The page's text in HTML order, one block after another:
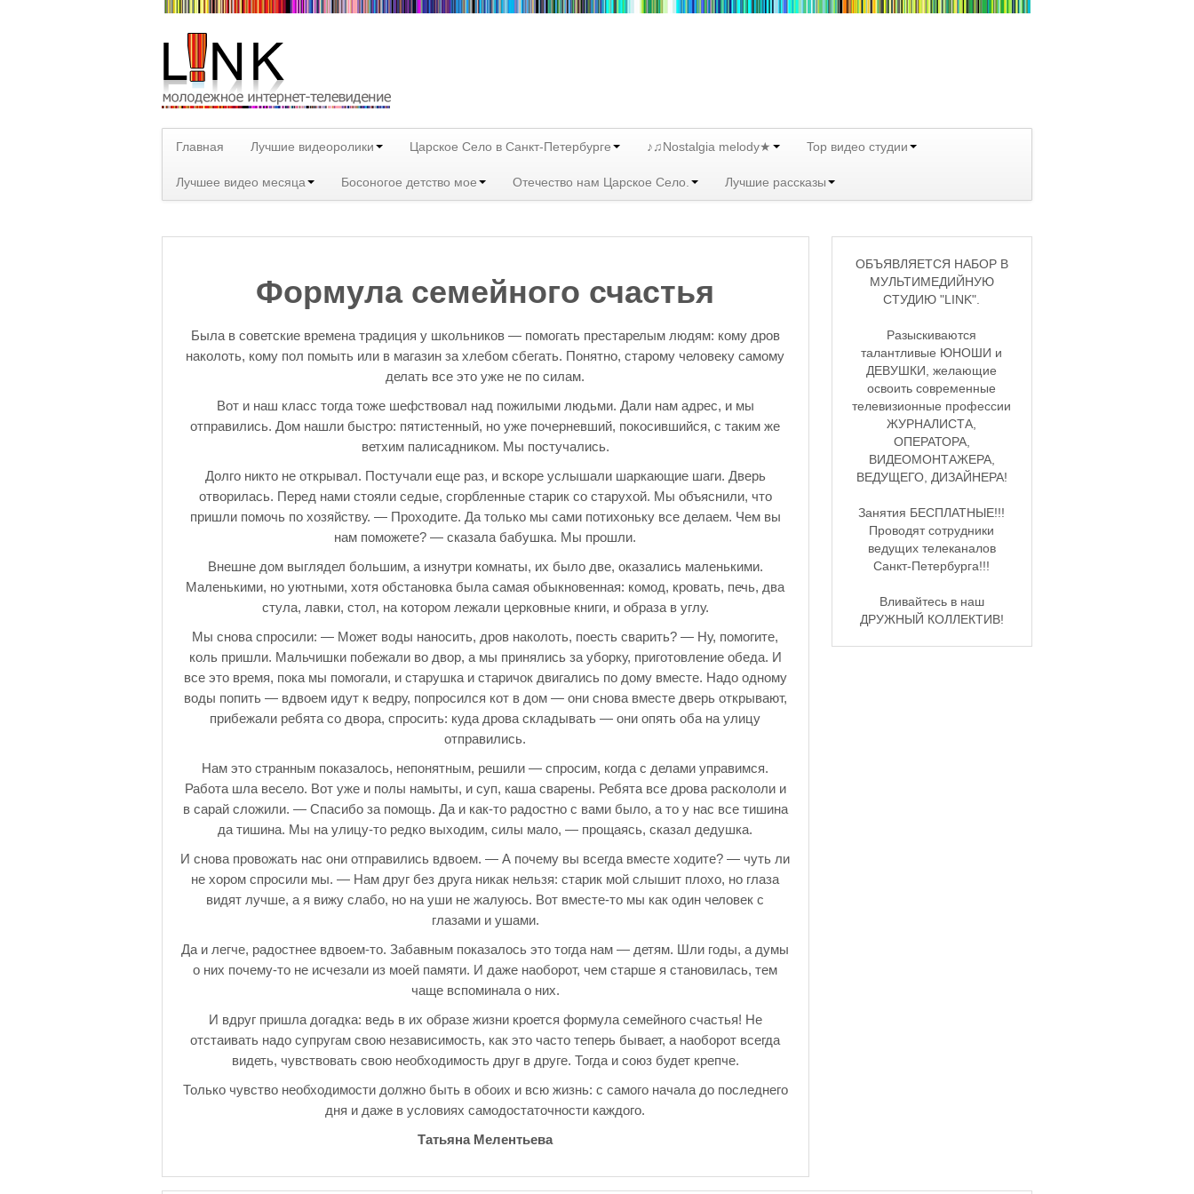
Главная Лучшие видеоролики Царское Село в Санкт-Петербурге ♪♫Nostalgia melody★ Top видео студии
Лучшее видео месяца Босоногое детство мое Отечество нам Царское Село. Лучшие рассказы
Формула семейного счастья
Была в советские времена традиция у школьников — помогать престарелым людям: кому дров
наколоть, кому пол помыть или в магазин за хлебом сбегать. Понятно, старому человеку самому
делать все это уже не по силам.
Вот и наш класс тогда тоже шефствовал над пожилыми людьми. Дали нам адрес, и мы
отправились. Дом нашли быстро: пятистенный, но уже почерневший, покосившийся, с таким же
ветхим палисадником. Мы постучались.
Долго никто не открывал. Постучали еще раз, и вскоре услышали шаркающие шаги. Дверь
отворилась. Перед нами стояли седые, сгорбленные старик со старухой. Мы объяснили, что
пришли помочь по хозяйству. — Проходите. Да только мы сами потихоньку все делаем. Чем вы
нам поможете? — сказала бабушка. Мы прошли.
Внешне дом выглядел большим, а изнутри комнаты, их было две, оказались маленькими.
Маленькими, но уютными, хотя обстановка была самая обыкновенная: комод, кровать, печь, два
стула, лавки, стол, на котором лежали церковные книги, и образа в углу.
Мы снова спросили: — Может воды наносить, дров наколоть, поесть сварить? — Ну, помогите,
коль пришли. Мальчишки побежали во двор, а мы принялись за уборку, приготовление обеда. И
все это время, пока мы помогали, и старушка и старичок двигались по дому вместе. Надо одному
воды попить — вдвоем идут к ведру, попросился кот в дом — они снова вместе дверь открывают,
прибежали ребята со двора, спросить: куда дрова складывать — они опять оба на улицу
отправились.
Нам это странным показалось, непонятным, решили — спросим, когда с делами управимся.
Работа шла весело. Вот уже и полы намыты, и суп, каша сварены. Ребята все дрова раскололи и
в сарай сложили. — Спасибо за помощь. Да и как-то радостно с вами было, а то у нас все тишина
да тишина. Мы на улицу-то редко выходим, силы мало, — прощаясь, сказал дедушка.
И снова провожать нас они отправились вдвоем. — А почему вы всегда вместе ходите? — чуть ли
не хором спросили мы. — Нам друг без друга никак нельзя: старик мой слышит плохо, но глаза
видят лучше, а я вижу слабо, но на уши не жалуюсь. Вот вместе-то мы как один человек с
глазами и ушами.
Да и легче, радостнее вдвоем-то. Забавным показалось это тогда нам — детям. Шли годы, а думы
о них почему-то не исчезали из моей памяти. И даже наоборот, чем старше я становилась, тем
чаще вспоминала о них.
И вдруг пришла догадка: ведь в их образе жизни кроется формула семейного счастья! Не
отстаивать надо супругам свою независимость, как это часто теперь бывает, а наоборот всегда
видеть, чувствовать свою необходимость друг в друге. Тогда и союз будет крепче.
Только чувство необходимости должно быть в обоих и всю жизнь: с самого начала до последнего
дня и даже в условиях самодостаточности каждого.
Татьяна Мелентьева
ОБЪЯВЛЯЕТСЯ НАБОР В
МУЛЬТИМЕДИЙНУЮ
СТУДИЮ "LINK".
Разыскиваются
талантливые ЮНОШИ и
ДЕВУШКИ, желающие
освоить современные
телевизионные профессии
ЖУРНАЛИСТА,
ОПЕРАТОРА,
ВИДЕОМОНТАЖЕРА,
ВЕДУЩЕГО, ДИЗАЙНЕРА!
Занятия БЕСПЛАТНЫЕ!!!
Проводят сотрудники
ведущих телеканалов
Санкт-Петербурга!!!
Вливайтесь в наш
ДРУЖНЫЙ КОЛЛЕКТИВ!